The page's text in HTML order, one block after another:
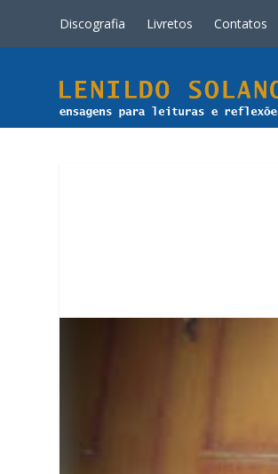
Discografia Livretos Contatos